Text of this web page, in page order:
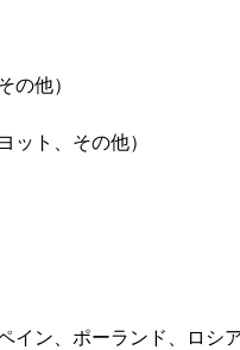
の他）
ット、その他）
イン、ポーランド、ロシ